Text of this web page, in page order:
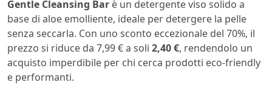
Gentle Cleansing Bar è un detergente viso solido a
base di aloe emolliente, ideale per detergere la pelle
senza seccarla. Con uno sconto eccezionale del 70%, il
prezzo si riduce da 7,99 € a soli 2,40 €, rendendolo un
acquisto imperdibile per chi cerca prodotti eco-friendly
e performanti.